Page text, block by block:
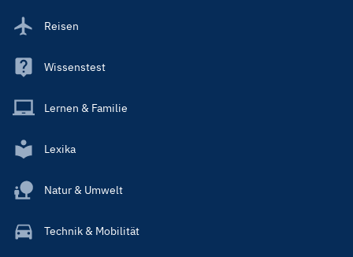
Reisen
Wissenstest
Lernen & Familie
Lexika
Natur & Umwelt
Technik & Mobilität